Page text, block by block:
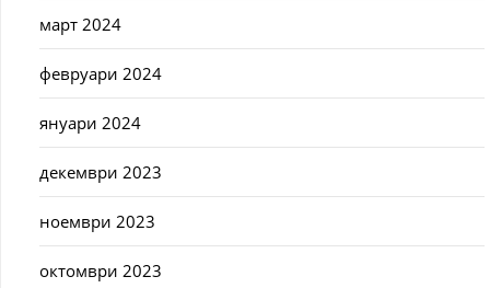
март 2024
февруари 2024
януари 2024
декември 2023
ноември 2023
октомври 2023